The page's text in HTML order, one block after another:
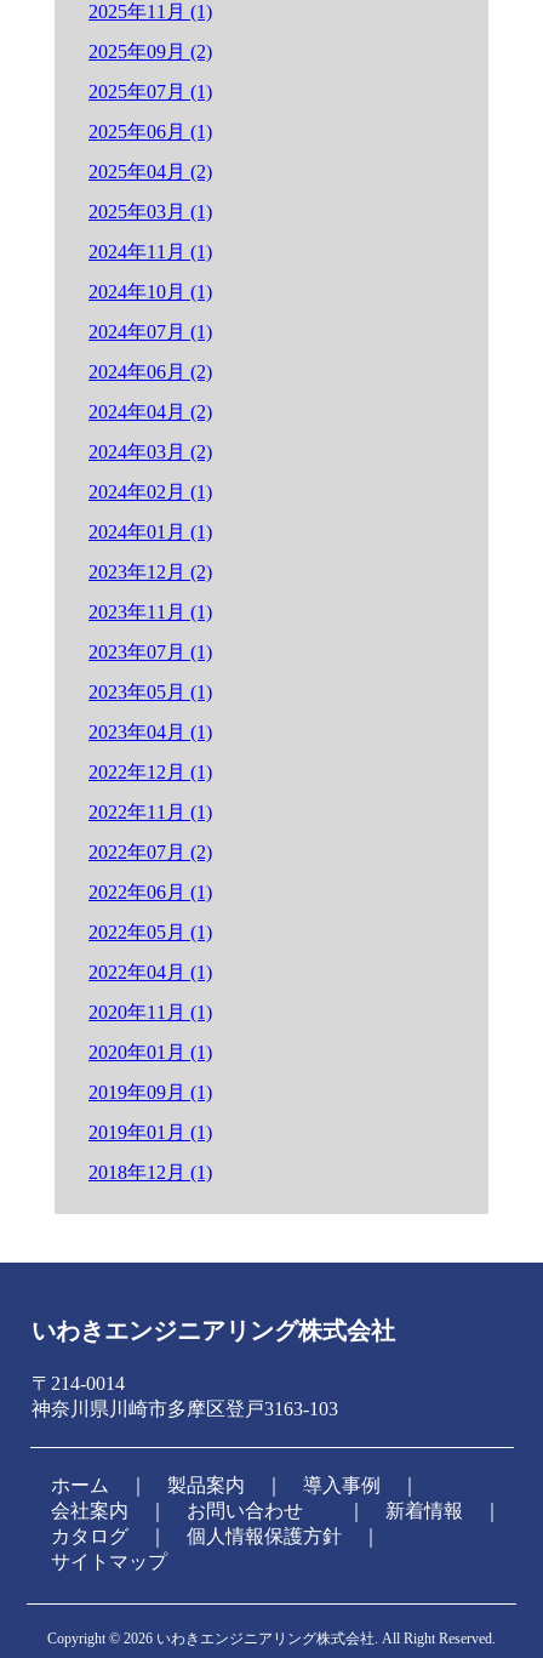
2025年11月 (1)
2025年09月 (2)
2025年07月 (1)
2025年06月 (1)
2025年04月 (2)
2025年03月 (1)
2024年11月 (1)
2024年10月 (1)
2024年07月 (1)
2024年06月 (2)
2024年04月 (2)
2024年03月 (2)
2024年02月 (1)
2024年01月 (1)
2023年12月 (2)
2023年11月 (1)
2023年07月 (1)
2023年05月 (1)
2023年04月 (1)
2022年12月 (1)
2022年11月 (1)
2022年07月 (2)
2022年06月 (1)
2022年05月 (1)
2022年04月 (1)
2020年11月 (1)
2020年01月 (1)
2019年09月 (1)
2019年01月 (1)
2018年12月 (1)
いわきエンジニアリング株式会社
〒214-0014
神奈川県川崎市多摩区登戸3163-103
ホーム 製品案内 導入事例
会社案内
お問い合わせ 新着情報
カタログ
個人情報保護方針
サイトマップ
Copyright © 2026 いわきエンジニアリング株式会社. All Right Reserved.